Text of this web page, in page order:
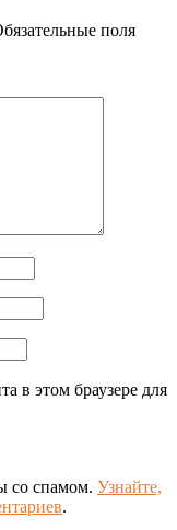
поля
в этом браузере для
со спамом. Узнайте,
.